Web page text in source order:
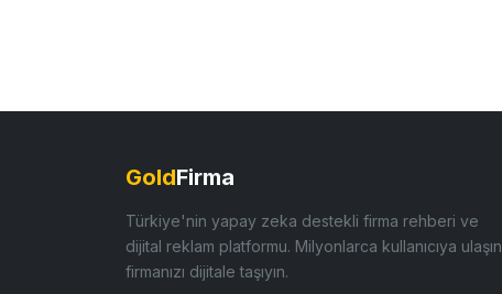
GoldFirma
Türkiye'nin yapay zeka destekli firma rehberi ve
dijital reklam platformu. Milyonlarca kullanıcıya ulaşın,
firmanızı dijitale taşıyın.